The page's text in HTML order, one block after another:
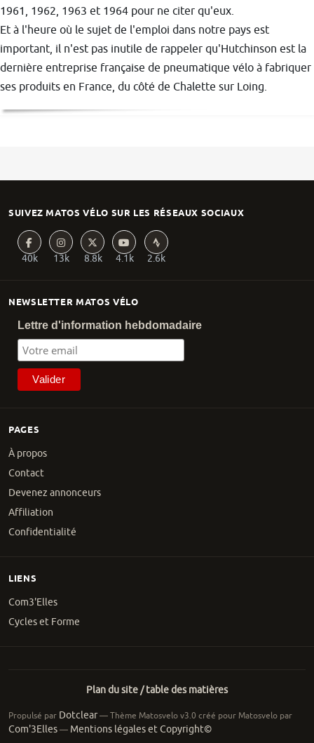
1961, 1962, 1963 et 1964 pour ne citer qu'eux.
Et à l'heure où le sujet de l'emploi dans notre pays est
important, il n'est pas inutile de rappeler qu'Hutchinson est la
dernière entreprise française de pneumatique vélo à fabriquer
ses produits en France, du côté de Chalette sur Loing.
PAGES
À propos
Contact
Devenez annonceurs
Affiliation
Confidentialité
NEWSLETTER MATOS VÉLO
Lettre d'information hebdomadaire
SUIVEZ MATOS VÉLO SUR LES RÉSEAUX SOCIAUX
40k 13k 8.8k 4.1k 2.6k
LIENS
Com3'Elles
Cycles et Forme
Plan du site / table des matières
Propulsé par Dotclear— Thème Matosvelo v3.0 créé pour Matosvelo par
Com'3Elles— Mentions légales et Copyright©